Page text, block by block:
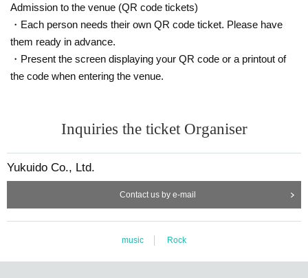
Admission to the venue (QR code tickets)
・Each person needs their own QR code ticket. Please have
them ready in advance.
・Present the screen displaying your QR code or a printout of
the code when entering the venue.
Inquiries the ticket Organiser
Yukuido Co., Ltd.
Contact us by e-mail
music Rock